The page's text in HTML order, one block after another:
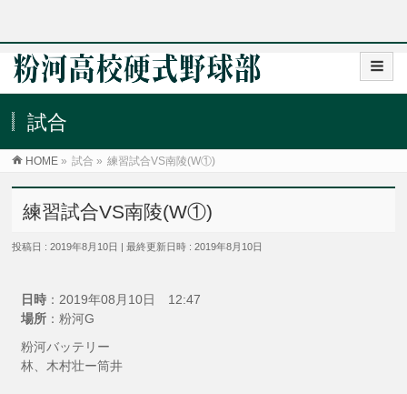
試合
HOME » 試合 » 練習試合VS南陵(W①)
練習試合VS南陵(W①)
投稿日 : 2019年8月10日 最終更新日時 : 2019年8月10日
日時 ：2019年08月10日 12:47
場所 ：粉河G
粉河バッテリー
林、木村壮ー筒井